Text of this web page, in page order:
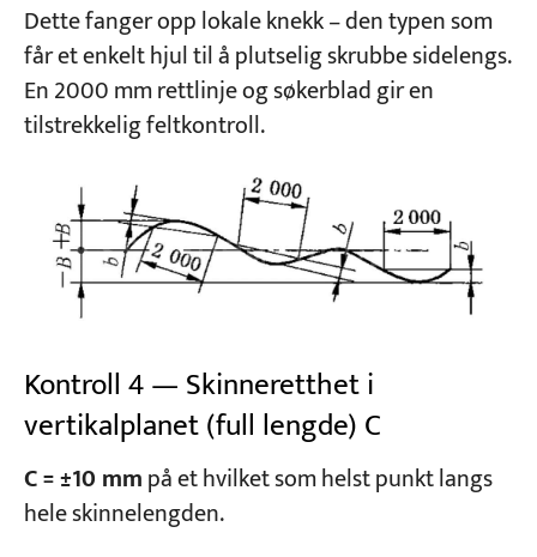
Dette fanger opp lokale knekk – den typen som
får et enkelt hjul til å plutselig skrubbe sidelengs.
En 2000 mm rettlinje og søkerblad gir en
tilstrekkelig feltkontroll.
Kontroll 4 — Skinneretthet i
vertikalplanet (full lengde) C
C = ±10 mmpå et hvilket som helst punkt langs
hele skinnelengden.